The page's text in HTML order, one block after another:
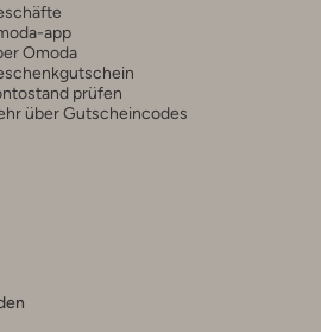
app
Omoda
prüfen
über Gutscheincodes